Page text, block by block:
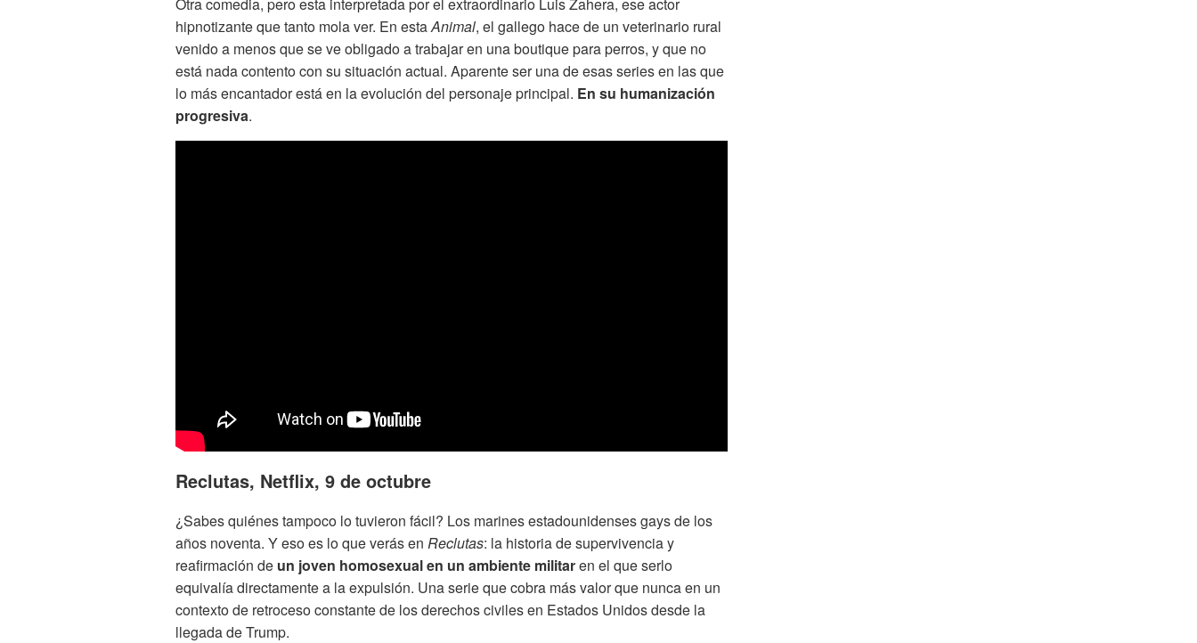
hipnotizante que tanto mola ver. En estaAnimal, el gallego hace de un veterinario rural
venido a menos que se ve obligado a trabajar en una boutique para perros, y que no
está nada contento con su situación actual. Aparente ser una de esas series en las que
lo más encantador está en la evolución del personaje principal. En su humanización
progresiva.
Reclutas, Netflix, 9 de octubre
¿Sabes quiénes tampoco lo tuvieron fácil? Los marines estadounidenses gays de los
años noventa. Y eso es lo que verás en Reclutas: la historia de supervivencia y
reafirmación de un joven homosexual en un ambiente militaren el que serlo
equivalía directamente a la expulsión. Una serie que cobra más valor que nunca en un
contexto de retroceso constante de los derechos civiles en Estados Unidos desde la
llegada de Trump.